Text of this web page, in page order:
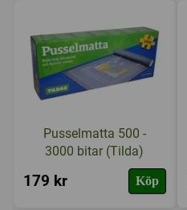
Pusselmatta 500 -
3000 bitar (Tilda)
179 kr Köp